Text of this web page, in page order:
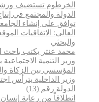
الخرطوم تستضيف
الدولة والمجتمع في
توافق على إنشاء
العالي: الاتفاقيات
والبحثي
محمد عنتر يكتب باحث
وزير التنمية
المؤسسي بين الزكاة
وزير الداخلية يترأس
الدولة رقم (13)
انطلاقاً من رعاية